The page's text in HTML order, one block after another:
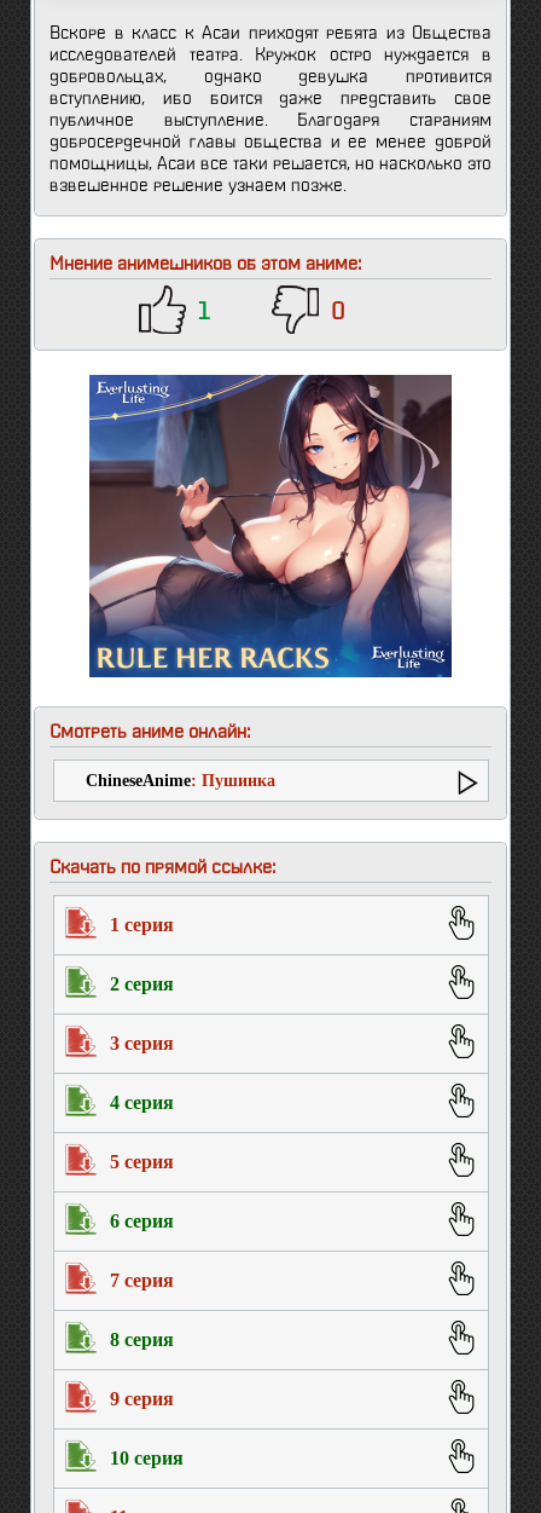
Вскоре в класс к Асаи приходят ребята из Общества
исследователей театра. Кружок остро нуждается в
добровольцах, однако девушка противится
вступлению, ибо боится даже представить свое
публичное выступление. Благодаря стараниям
добросердечной главы общества и ее менее доброй
помощницы, Асаи все таки решается, но насколько это
взвешенное решение узнаем позже.
Мнение анимешников об этом аниме:
1 0
Смотреть аниме онлайн:
ChineseAnime: Пушинка
Скачать по прямой ссылке:
1 серия
2 серия
3 серия
4 серия
5 серия
6 серия
7 серия
8 серия
9 серия
10 серия